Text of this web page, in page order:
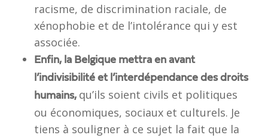
racisme, de discrimination raciale, de
xénophobie et de l’intolérance qui y est
associée.
Enfin, la Belgique mettra en avant
l’indivisibilité et l’interdépendance des droits
humains, qu’ils soient civils et politiques
ou économiques, sociaux et culturels. Je
tiens à souligner à ce sujet la fait que la